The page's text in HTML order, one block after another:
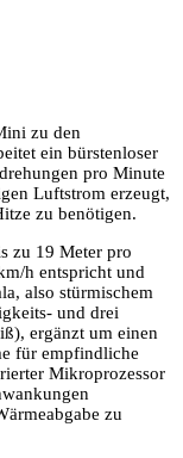
zu den
ein bürstenloser
pro Minute
Luftstrom erzeugt,
zu benötigen.
zu 19 Meter pro
h entspricht und
also stürmischem
und drei
ergänzt um einen
für empfindliche
Mikroprozessor
zu